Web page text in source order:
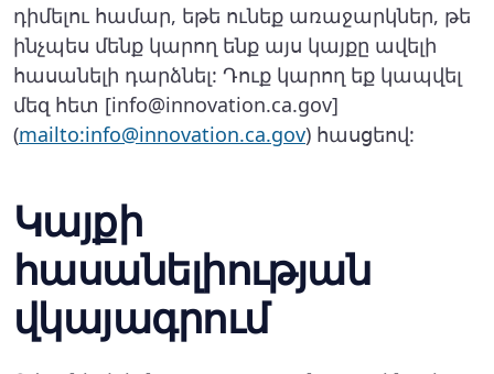
դիմելու համար, եթե ունեք առաջարկներ, թե
ինչպես մենք կարող ենք այս կայքը ավելի
հասանելի դարձնել: Դուք կարող եք կապվել
մեզ հետ [info@innovation.ca.gov]
(mailto:info@innovation.ca.gov) հասցեով:
Կայքի
հասանելիության
վկայագրում